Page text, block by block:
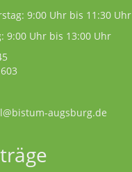
9:00 Uhr bis 11:30 Uhr
9:00 Uhr bis 13:00 Uhr
augsburg.de